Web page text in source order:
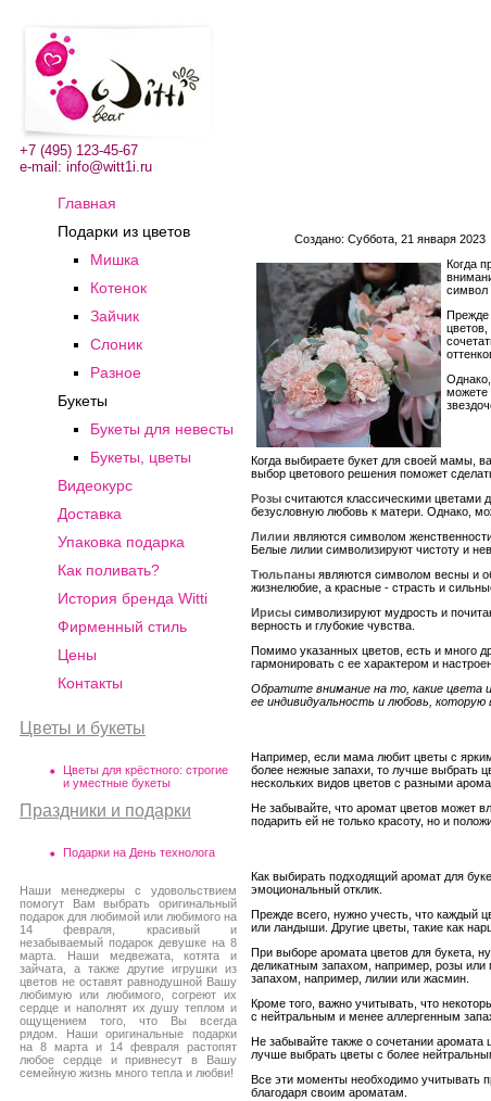
+7 (495) 123-45-67
e-mail: info@witt1i.ru
Главная
Подарки из цветов
Мишка
Котенок
Зайчик
Слоник
Разное
Букеты
Букеты для невесты
Букеты, цветы
Видеокурс
Доставка
Упаковка подарка
Как поливать?
История бренда Witti
Фирменный стиль
Цены
Контакты
Цветы и букеты
Цветы для крёстного: строгие
и уместные букеты
Праздники и подарки
Подарки на День технолога
Наши менеджеры с удовольствием
помогут Вам выбрать оригинальный
подарок для любимой или любимого на
14 февраля, красивый и
незабываемый подарок девушке на 8
марта. Наши медвежата, котята и
зайчата, а также другие игрушки из
цветов не оставят равнодушной Вашу
любимую или любимого, согреют их
сердце и наполнят их душу теплом и
ощущением того, что Вы всегда
рядом. Наши оригинальные подарки
на 8 марта и 14 февраля растопят
любое сердце и привнесут в Вашу
семейную жизнь много тепла и любви!
Создано: Суббота, 21 января 2023
Когда
символ
Прежде
можете
Когда выбираете букет для своей мамы,
выбор цветового решения поможет
Розы считаются классическими
безусловную любовь к матери. Однако,
Лилии являются символом
Белые лилии символизируют чистоту и
Тюльпаны являются символом весны и
жизнелюбие, а красные - страсть и
Ирисы символизируют мудрость и
верность и глубокие чувства.
Помимо указанных цветов, есть и много
гармонировать с ее характером и
Обратите внимание на то, какие цвета
ее индивидуальность и любовь,
Например, если мама любит цветы с
более нежные запахи, то лучше выбрать
нескольких видов цветов с разными
Не забывайте, что аромат цветов может
подарить ей не только красоту, но и
Как выбирать подходящий аромат для
эмоциональный отклик.
Прежде всего, нужно учесть, что каждый
или ландыши. Другие цветы, такие как
При выборе аромата цветов для букета,
деликатным запахом, например, розы
запахом, например, лилии или жасмин.
Кроме того, важно учитывать, что
с нейтральным и менее аллергенным
Не забывайте также о сочетании
лучше выбрать цветы с более
Все эти моменты необходимо учитывать
благодаря своим ароматам.